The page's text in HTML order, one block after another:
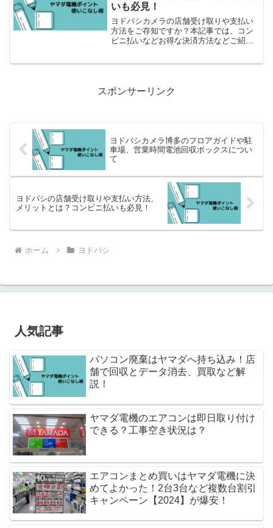
いも必見！
ヨドバシカメラの店舗受け取りや支払い
方法をご存知ですか？本記事では、コン
ビニ払いなどお得な決済方法などご紹介
スポンサーリンク
ヨドバシカメラ博多のフロアガイドや駐
車場、営業時間電池回収ボックスについ
て
ヨドバシの店舗受け取りや支払い方法、
メリットとは？コンビニ払いも必見！
ホーム ヨドバシ
人気記事
パソコン廃棄はヤマダへ持ち込み！店
舗で回収とデータ消去、買取など解
説！
ヤマダ電機のエアコンは即日取り付け
できる？工事空き状況は？
エアコンまとめ買いはヤマダ電機に決
めてよかった！2台3台など複数台割引
キャンペーン【2024】が爆安！